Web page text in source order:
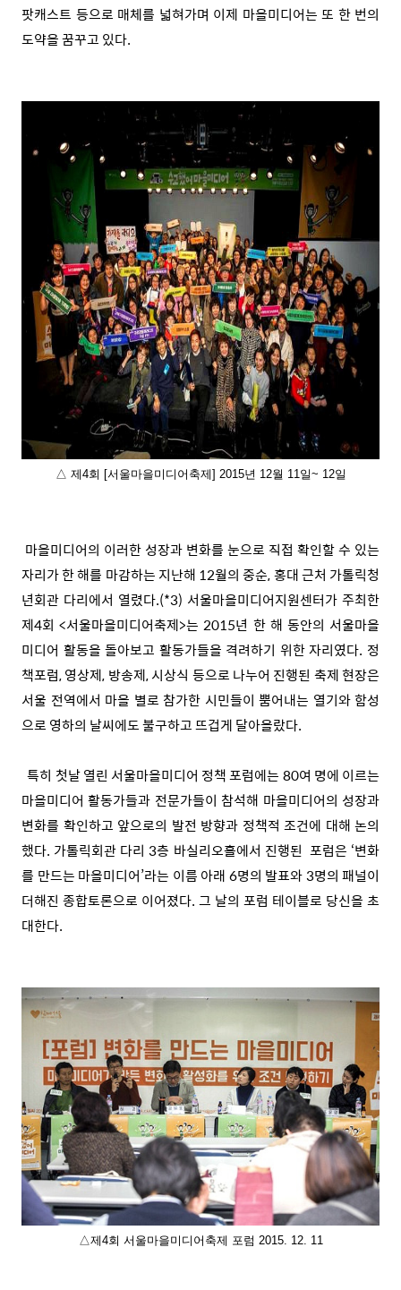
팟캐스트 등으로 매체를 넓혀가며 이제 마을미디어는 또 한 번의
도약을 꿈꾸고 있다.
△ 제4회 [서울마을미디어축제] 2015년 12월 11일~ 12일
마을미디어의 이러한 성장과 변화를 눈으로 직접 확인할 수 있는
자리가 한 해를 마감하는 지난해 12월의 중순, 홍대 근처 가톨릭청
년회관 다리에서 열렸다.(*3) 서울마을미디어지원센터가 주최한
제4회 <서울마을미디어축제>는 2015년 한 해 동안의 서울마을
미디어 활동을 돌아보고 활동가들을 격려하기 위한 자리였다. 정
책포럼, 영상제, 방송제, 시상식 등으로 나누어 진행된 축제 현장은
서울 전역에서 마을 별로 참가한 시민들이 뿜어내는 열기와 함성
으로 영하의 날씨에도 불구하고 뜨겁게 달아올랐다.
특히 첫날 열린 서울마을미디어 정책 포럼에는 80여 명에 이르는
마을미디어 활동가들과 전문가들이 참석해 마을미디어의 성장과
변화를 확인하고 앞으로의 발전 방향과 정책적 조건에 대해 논의
했다. 가톨릭회관 다리 3층 바실리오홀에서 진행된 포럼은 ‘변화
를 만드는 마을미디어’라는 이름 아래 6명의 발표와 3명의 패널이
더해진 종합토론으로 이어졌다. 그 날의 포럼 테이블로 당신을 초
대한다.
△제4회 서울마을미디어축제 포럼 2015. 12. 11